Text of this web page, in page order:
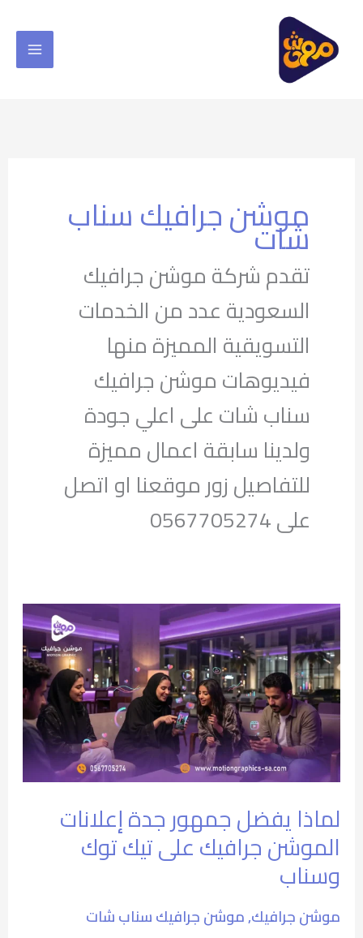
المحتوى
موشن جرافيك سناب
شات
تقدم شركة موشن جرافيك
السعودية عدد من الخدمات
التسويقية المميزة منها
فيديوهات موشن جرافيك
سناب شات على اعلي جودة
ولدينا سابقة اعمال مميزة
للتفاصيل زور موقعنا او اتصل
على 0567705274
⁠لماذا يفضل جمهور جدة إعلانات
الموشن جرافيك على تيك توك
وسناب
موشن جرافيك,موشن جرافيك سناب شات
⁠لماذا
يفضل
جمهور
جدة
إعلانات
الموشن
جرافيك
على
توك
وسناب